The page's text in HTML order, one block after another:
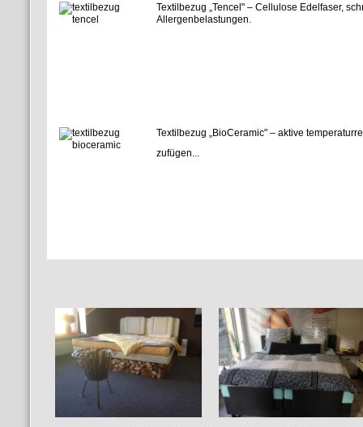
Textilbezug „Tencel" – Cellulose Edelfaser,
Allergenbelastungen.
Textilbezug „BioCeramic" – aktive
zufügen...